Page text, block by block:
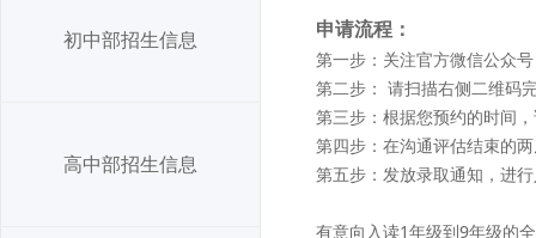
初中部招生信息
高中部招生信息
申请流程：
第一步：关注官方微信公众
第二步： 请扫描右侧二维码
第三步：根据您预约的时间
第四步：在沟通评估结束的
第五步：发放录取通知，进
有意向入读1年级到9年级的